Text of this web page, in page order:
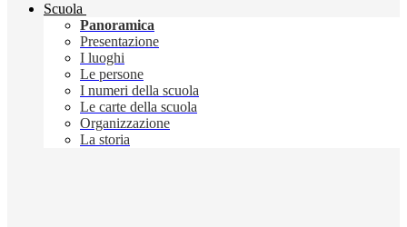
Scuola
Panoramica
Presentazione
I luoghi
Le persone
I numeri della scuola
Le carte della scuola
Organizzazione
La storia